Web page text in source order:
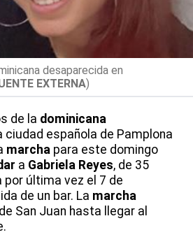
desaparecida en
EXTERNA)
de la dominicana
ciudad española de Pamplona
marcha para este domingo
a Gabriela Reyes, de 35
última vez el 7 de
de un bar. La marcha
San Juan hasta llegar al